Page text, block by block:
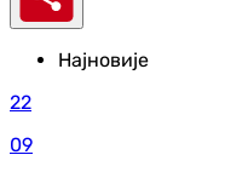
Најновије
22
09